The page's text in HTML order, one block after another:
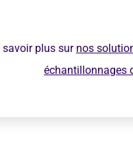
savoir plus sur nos
échantillonnages